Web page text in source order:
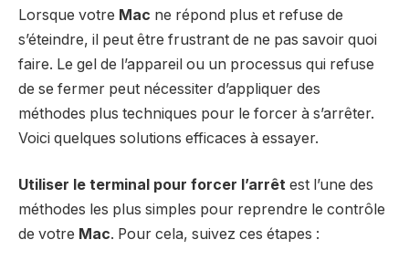
Lorsque votre Mac ne répond plus et refuse de
s’éteindre, il peut être frustrant de ne pas savoir quoi
faire. Le gel de l’appareil ou un processus qui refuse
de se fermer peut nécessiter d’appliquer des
méthodes plus techniques pour le forcer à s’arrêter.
Voici quelques solutions efficaces à essayer.
Utiliser le terminal pour forcer l’arrêt est l’une des
méthodes les plus simples pour reprendre le contrôle
de votre Mac. Pour cela, suivez ces étapes :